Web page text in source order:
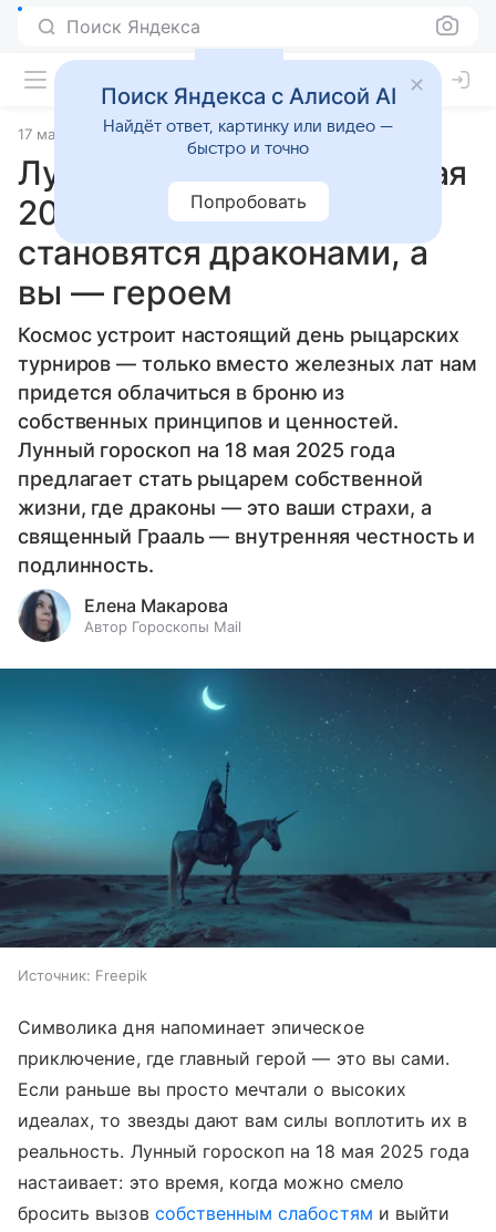
Поиск Яндекса
17 мая 2025 Статьи
Лунный гороскоп на 18 мая
2025 года: страхи
становятся драконами, а
вы — героем
Космос устроит настоящий день рыцарских
турниров — только вместо железных лат нам
придется облачиться в броню из
собственных принципов и ценностей.
Лунный гороскоп на 18 мая 2025 года
предлагает стать рыцарем собственной
жизни, где драконы — это ваши страхи, а
священный Грааль — внутренняя честность и
подлинность.
Елена Макарова
Автор Гороскопы Mail
Источник: Freepik
Символика дня напоминает эпическое
приключение, где главный герой — это вы сами.
Если раньше вы просто мечтали о высоких
идеалах, то звезды дают вам силы воплотить их в
реальность. Лунный гороскоп на 18 мая 2025 года
настаивает: это время, когда можно смело
бросить вызовсобственным слабостям и выйти
Поиск Яндекса с Алисой AI
Найдёт ответ, картинку или видео —
быстро и точно
Попробовать